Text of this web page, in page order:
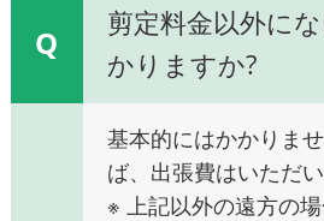
Q
剪定料金以外に
かりますか?
基本的にはかかりま
ば、出張費はいただ
※ 上記以外の遠方の